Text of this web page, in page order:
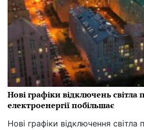
Нові графіки відключень світла
електроенергії побільшає
Нові графіки відключення світла